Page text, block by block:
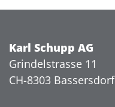
Karl Schupp AG
Grindelstrasse 11
CH-8303 Bassersdorf